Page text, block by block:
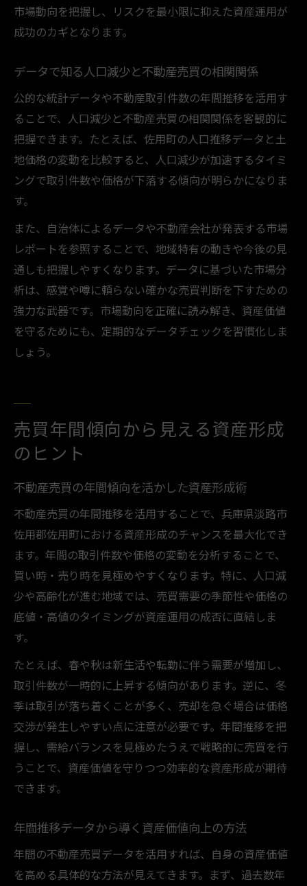
市場動向を把握し、リスクを最小限に抑えた資産運用が
成功のカギとなります。
データで知る人口減少と不動産売買の相関関係
公的な統計データや不動産取引件数の年間推移を活用す
ることで、人口減少と不動産売買の相関関係を客観的に
把握できます。たとえば、佐用町の人口推移データと土
地価格の変動を比較すると、人口減少が加速するタイミ
ングで取引件数や価格が下落する傾向が明らかになりま
す。
また、自治体によるデータや不動産会社が発表する市場
レポートを参照することで、地域特有の動きや今後の見
通しも把握しやすくなります。データに基づいた市場分
析は、感覚や噂に頼らない確かな売買判断を下すための
強力な武器です。市場動向を正確に読み解き、資産価値
を守るためにも、定期的なデータチェックを習慣化しま
しょう。
売買年間傾向から見える資産形成
のヒント
不動産売買の年間傾向を活かした資産形成術
不動産売買の年間推移を活用することで、兵庫県淡路市
佐用郡佐用町における資産形成のチャンスを最大化でき
ます。年間の取引件数や価格の変動を分析することで、
買い時・売り時を見極めやすくなります。特に、人口減
少や高齢化が進む地域では、売買需要の季節性や価格の
底値・高値のタイミングが資産運用の成否に直結しま
す。
たとえば、春や秋は新生活や転勤に伴う需要が増加し、
取引件数が一時的に上昇する傾向があります。逆に、冬
季は取引が落ち着くことが多く、売却を急ぐ場合は価格
交渉が発生しやすい点に注意が必要です。年間推移を把
握し、需給バランスを見極めたうえで戦略的に売買を行
うことで、資産価値を守りつつ効率的な資産形成が期待
できます。
年間推移データから導く資産価値向上の方法
年間の不動産売買データを活用すれば、自身の資産価値
を高める具体的な方法が見えてきます。まず、過去数年